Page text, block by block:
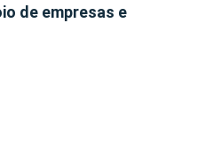
de empresas e